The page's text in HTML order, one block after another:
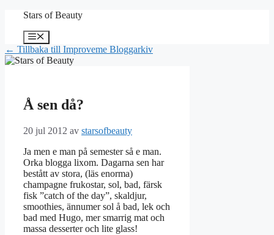
Hoppa
innehåll
Stars of Beauty
Meny
← Tillbaka till Improveme Bloggarkiv
Å sen då?
20 jul 2012 av starsofbeauty
Ja men e man på semester så e man.
Orka blogga lixom. Dagarna sen har
bestått av stora, (läs enorma)
champagne frukostar, sol, bad, färsk
fisk ”catch of the day”, skaldjur,
smoothies, ännumer sol å bad, lek och
bad med Hugo, mer smarrig mat och
massa desserter och lite glass!